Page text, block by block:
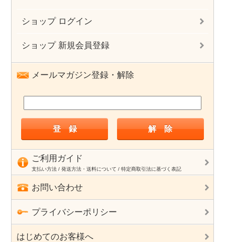
ショップ ログイン
ショップ 新規会員登録
メールマガジン登録・解除
ご利用ガイド
支払い方法 / 発送方法・送料について / 特定商取引法に基づく表記
お問い合わせ
プライバシーポリシー
はじめてのお客様へ